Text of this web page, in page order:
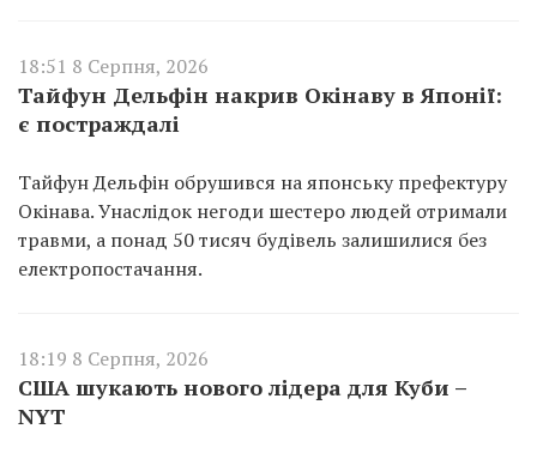
18:51 8 Серпня, 2026
Тайфун Дельфін накрив Окінаву в Японії:
є постраждалі
Тайфун Дельфін обрушився на японську префектуру
Окінава. Унаслідок негоди шестеро людей отримали
травми, а понад 50 тисяч будівель залишилися без
електропостачання.
18:19 8 Серпня, 2026
США шукають нового лідера для Куби –
NYT